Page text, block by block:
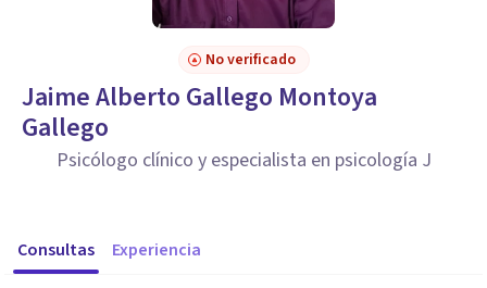
No verificado
Jaime Alberto Gallego Montoya
Gallego
Psicólogo clínico y especialista en psicología J
Consultas Experiencia